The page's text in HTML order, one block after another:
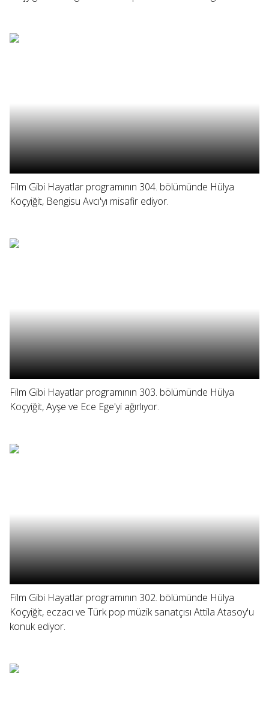
Film Gibi Hayatlar programının 304. bölümünde Hülya
Koçyiğit, Bengisu Avcı'yı misafir ediyor.
Film Gibi Hayatlar programının 303. bölümünde Hülya
Koçyiğit, Ayşe ve Ece Ege'yi ağırlıyor.
Film Gibi Hayatlar programının 302. bölümünde Hülya
Koçyiğit, eczacı ve Türk pop müzik sanatçısı Attila Atasoy'u
konuk ediyor.